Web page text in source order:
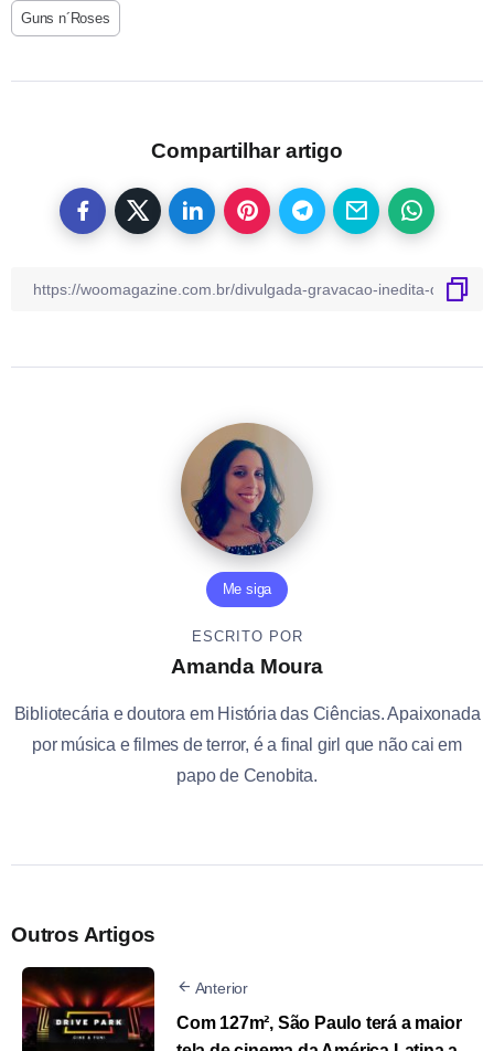
Guns n´Roses
Compartilhar artigo
Me siga
ESCRITO POR
Amanda Moura
Bibliotecária e doutora em História das Ciências. Apaixonada
por música e filmes de terror, é a final girl que não cai em
papo de Cenobita.
Outros Artigos
Anterior
Com 127m², São Paulo terá a maior